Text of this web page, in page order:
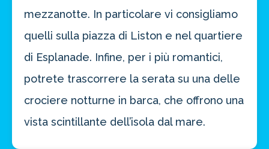
mezzanotte. In particolare vi consigliamo
quelli sulla piazza di Liston e nel quartiere
di Esplanade. Infine, per i più romantici,
potrete trascorrere la serata su una delle
crociere notturne in barca, che offrono una
vista scintillante dell’isola dal mare.